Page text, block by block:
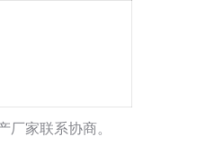
家联系协商。